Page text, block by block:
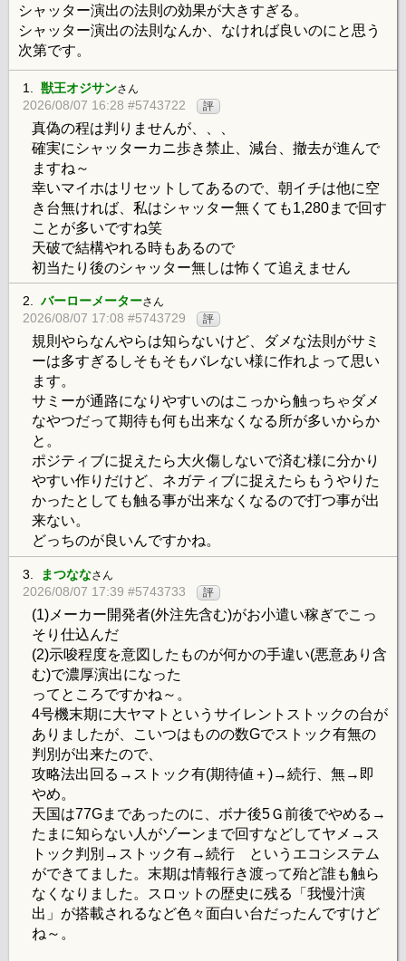
シャッター演出の法則の効果が大きすぎる。
シャッター演出の法則なんか、なければ良いのにと思う
次第です。
1. 獣王オジサンさん
2026/08/07 16:28 #5743722 評
真偽の程は判りませんが、、、
確実にシャッターカニ歩き禁止、減台、撤去が進んで
ますね～
幸いマイホはリセットしてあるので、朝イチは他に空
き台無ければ、私はシャッター無くても1,280まで回す
ことが多いですね笑
天破で結構やれる時もあるので
初当たり後のシャッター無しは怖くて追えません
2. バーローメーターさん
2026/08/07 17:08 #5743729 評
規則やらなんやらは知らないけど、ダメな法則がサミ
ーは多すぎるしそもそもバレない様に作れよって思い
ます。
サミーが通路になりやすいのはこっから触っちゃダメ
なやつだって期待も何も出来なくなる所が多いからか
と。
ポジティブに捉えたら大火傷しないで済む様に分かり
やすい作りだけど、ネガティブに捉えたらもうやりた
かったとしても触る事が出来なくなるので打つ事が出
来ない。
どっちのが良いんですかね。
3. まつななさん
2026/08/07 17:39 #5743733 評
(1)メーカー開発者(外注先含む)がお小遣い稼ぎでこっ
そり仕込んだ
(2)示唆程度を意図したものが何かの手違い(悪意あり含
む)で濃厚演出になった
ってところですかね～。
4号機末期に大ヤマトというサイレントストックの台が
ありましたが、こいつはものの数Gでストック有無の
判別が出来たので、
攻略法出回る→ストック有(期待値＋)→続行、無→即
やめ。
天国は77Gまであったのに、ボナ後5Ｇ前後でやめる→
たまに知らない人がゾーンまで回すなどしてヤメ→ス
トック判別→ストック有→続行 というエコシステム
ができてました。末期は情報行き渡って殆ど誰も触ら
なくなりました。スロットの歴史に残る「我慢汁演
出」が搭載されるなど色々面白い台だったんですけど
ね～。